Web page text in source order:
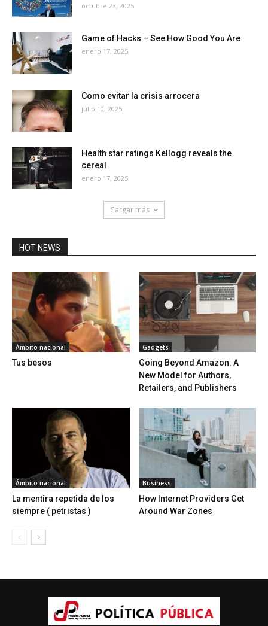
octubre 23, 2025
Game of Hacks – See How Good You Are
enero 17, 2025
Como evitar la crisis arrocera
julio 10, 2025
Health star ratings Kellogg reveals the
cereal
enero 17, 2025
Cargar más
HOT NEWS
Ámbito nacional
Tus besos
Gadgets
Going Beyond Amazon: A
New Model for Authors,
Retailers, and Publishers
Ámbito nacional
La mentira repetida de los
siempre ( petristas )
Business
How Internet Providers Get
Around War Zones